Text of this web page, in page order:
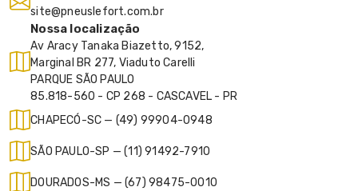
site@pneuslefort.com.br
Nossa localização
Av Aracy Tanaka Biazetto, 9152,
Marginal BR 277, Viaduto Carelli
PARQUE SÃO PAULO
85.818-560 - CP 268 - CASCAVEL - PR
CHAPECÓ-SC — (49) 99904-0948
SÃO PAULO-SP — (11) 91492-7910
DOURADOS-MS — (67) 98475-0010